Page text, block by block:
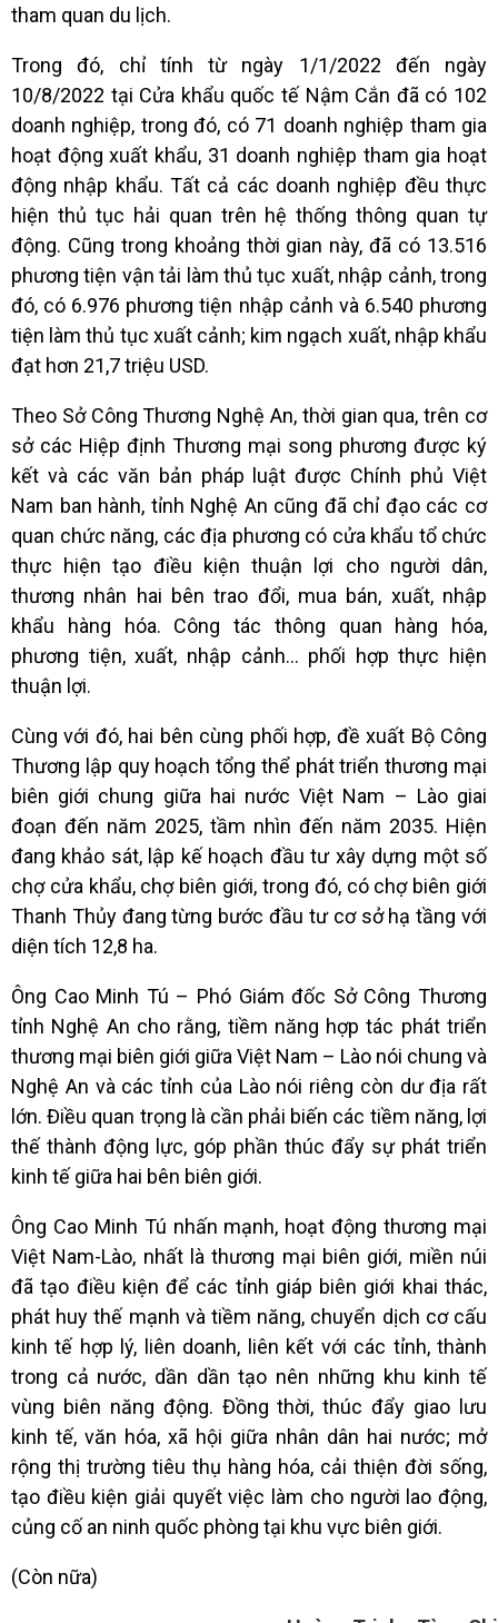
tham quan du lịch.
Trong đó, chỉ tính từ ngày 1/1/2022 đến ngày
10/8/2022 tại Cửa khẩu quốc tế Nậm Cắn đã có 102
doanh nghiệp, trong đó, có 71 doanh nghiệp tham gia
hoạt động xuất khẩu, 31 doanh nghiệp tham gia hoạt
động nhập khẩu. Tất cả các doanh nghiệp đều thực
hiện thủ tục hải quan trên hệ thống thông quan tự
động. Cũng trong khoảng thời gian này, đã có 13.516
phương tiện vận tải làm thủ tục xuất, nhập cảnh, trong
đó, có 6.976 phương tiện nhập cảnh và 6.540 phương
tiện làm thủ tục xuất cảnh; kim ngạch xuất, nhập khẩu
đạt hơn 21,7 triệu USD.
Theo Sở Công Thương Nghệ An, thời gian qua, trên cơ
sở các Hiệp định Thương mại song phương được ký
kết và các văn bản pháp luật được Chính phủ Việt
Nam ban hành, tỉnh Nghệ An cũng đã chỉ đạo các cơ
quan chức năng, các địa phương có cửa khẩu tổ chức
thực hiện tạo điều kiện thuận lợi cho người dân,
thương nhân hai bên trao đổi, mua bán, xuất, nhập
khẩu hàng hóa. Công tác thông quan hàng hóa,
phương tiện, xuất, nhập cảnh… phối hợp thực hiện
thuận lợi.
Cùng với đó, hai bên cùng phối hợp, đề xuất Bộ Công
Thương lập quy hoạch tổng thể phát triển thương mại
biên giới chung giữa hai nước Việt Nam – Lào giai
đoạn đến năm 2025, tầm nhìn đến năm 2035. Hiện
đang khảo sát, lập kế hoạch đầu tư xây dựng một số
chợ cửa khẩu, chợ biên giới, trong đó, có chợ biên giới
Thanh Thủy đang từng bước đầu tư cơ sở hạ tầng với
diện tích 12,8 ha.
Ông Cao Minh Tú – Phó Giám đốc Sở Công Thương
tỉnh Nghệ An cho rằng, tiềm năng hợp tác phát triển
thương mại biên giới giữa Việt Nam – Lào nói chung và
Nghệ An và các tỉnh của Lào nói riêng còn dư địa rất
lớn. Điều quan trọng là cần phải biến các tiềm năng, lợi
thế thành động lực, góp phần thúc đẩy sự phát triển
kinh tế giữa hai bên biên giới.
Ông Cao Minh Tú nhấn mạnh, hoạt động thương mại
Việt Nam-Lào, nhất là thương mại biên giới, miền núi
đã tạo điều kiện để các tỉnh giáp biên giới khai thác,
phát huy thế mạnh và tiềm năng, chuyển dịch cơ cấu
kinh tế hợp lý, liên doanh, liên kết với các tỉnh, thành
trong cả nước, dần dần tạo nên những khu kinh tế
vùng biên năng động. Đồng thời, thúc đẩy giao lưu
kinh tế, văn hóa, xã hội giữa nhân dân hai nước; mở
rộng thị trường tiêu thụ hàng hóa, cải thiện đời sống,
tạo điều kiện giải quyết việc làm cho người lao động,
củng cố an ninh quốc phòng tại khu vực biên giới.
(Còn nữa)